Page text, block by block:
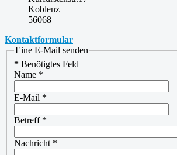
Koblenz
56068
Kontaktformular
Eine E-Mail senden
* Benötigtes Feld
Name *
E-Mail *
Betreff*
Nachricht *